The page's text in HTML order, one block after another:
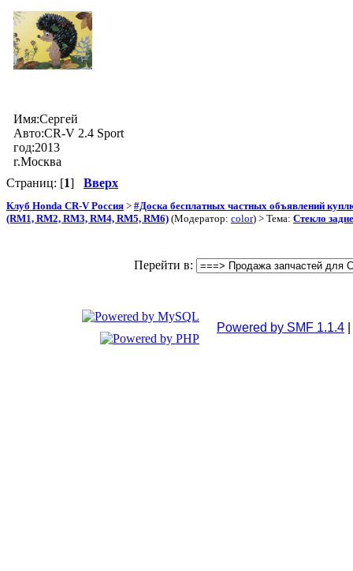
Имя:Сергей
Авто:CR-V 2.4 Sport
год:2013
г.Москва
Страниц: [1] Вверх
Клуб Honda CR-V Россия > #Доска бесплатных частных объявлений
(RM1, RM2, RM3, RM4, RM5, RM6) (Модератор: color) > Тема: Стекло
Перейти в:
Powered by SMF 1.1.4